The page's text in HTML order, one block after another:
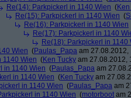
Re(14): Parkpickerl in 1140 Wien (
Re(15): Parkpickerl in 1140 Wien (
Re(16): Parkpickerl in 1140 Wien
Re(17): Parkpickerl in 1140
Re(18): Parkpickerl in 1140
Wien (Paulas_Papa am 27.08.2012,
1140 Wien (Ken Tucky am 27.08.2012,
in 1140 Wien (Paulas_Papa am
in 1140 Wien (Ken Tucky am
in 1140 Wien (Paulas_Papa am
in 1140 Wien (motorboot am